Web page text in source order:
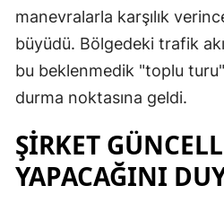
manevralarla karşılık
büyüdü. Bölgedeki trafik
bu beklenmedik "toplu
durma noktasına geldi.
ŞİRKET
YAPACAĞINI